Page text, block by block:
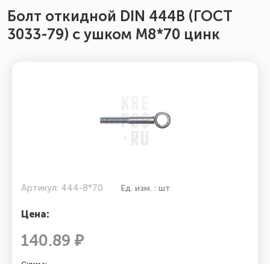
Болт откидной DIN 444В (ГОСТ
3033-79) с ушком М8*70 цинк
Артикул: 444-8*70 Ед. изм. : шт
Цена:
140.89 ₽